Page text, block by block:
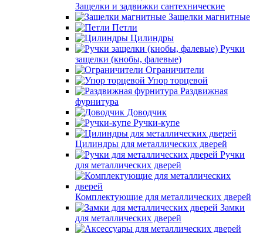
Защелки и задвижки сантехнические
Защелки магнитные
Петли
Цилиндры
Ручки
защелки (кнобы, фалевые)
Ограничители
Упор торцевой
Раздвижная
фурнитура
Доводчик
Ручки-купе
Цилиндры для металлических дверей
Ручки
для металлических дверей
Комплектующие для металлических дверей
Замки
для металлических дверей